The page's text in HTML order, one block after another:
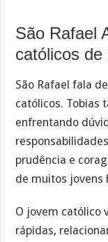
São Rafael
católicos de
São Rafael fala
católicos. Tobias
enfrentando
prudência e
de muitos jovens
O jovem católico
rápidas,